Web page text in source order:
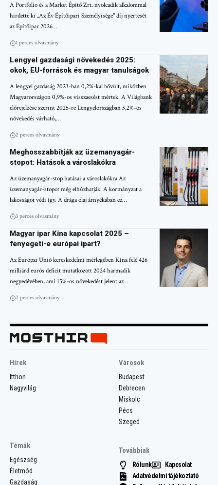
A Portfolio és a Market Építő Zrt. nyolcadik alkalommal
hirdette ki „Az Év Építőipari Személyisége" díj nyertesét
az Építőipar 2026…
1 perces olvasmány
Lengyel gazdasági növekedés 2025:
okok, EU-források és magyar tanulságok
A lengyel gazdaság 2023-ban 0,2%-kal bővült, miközben
Magyarországon 0,9%-os visszaesést mértek. A Világbank
előrejelzése szerint 2025-re Lengyelországban 3,2%-os
növekedés várható,…
2 perces olvasmány
Meghosszabbítják az üzemanyagár-
stopot: Hatások a városlakókra
Az üzemanyagár-stop hatásai a városlakókra Az
üzemanyagár-stopot még elhúzhatják. A kormányzat a
lakosságot védi így. A drága olaj árnyékában ez…
3 perces olvasmány
Magyar ipar Kína kapcsolat 2025 –
fenyegeti-e európai ipart?
Az Európai Unió kereskedelmi mérlegében Kína felé 426
milliárd eurós deficit mutatkozott 2024 harmadik
negyedévében, ami 15%-os növekedést jelent az…
2 perces olvasmány
Hírek
Itthon
Nagyvilág
Városok
Budapest
Debrecen
Miskolc
Pécs
Szeged
Témák
Egészség
Életmód
Gazdaság
Továbbiak
Rólunk
Kapcsolat
Adatvédelmi tájékoztató